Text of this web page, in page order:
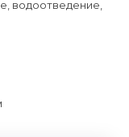
водоотведение,